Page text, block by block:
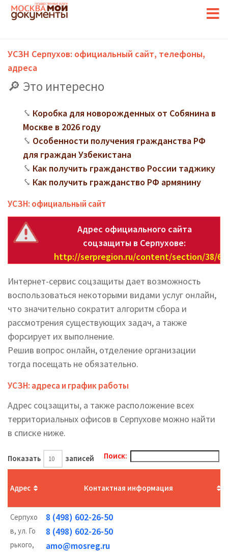
УСЗН Серпухов: официальный сайт, телефоны,
адреса
Это интересно
Коробка для новорожденных от Собянина в
Москве в 2026 году
Особенности получения гражданства РФ
для граждан Узбекистана
Как получить гражданство России таджику
Как получить гражданство РФ армянину
УСЗН: официальный сайт
Адрес официального сайта
соцзащиты в Серпухове:
http://serpregion.ru/content/section/38/
Интернет-сервис соцзащиты дает возможность
воспользоваться некоторыми видами услуг онлайн,
что значительно сократит алгоритм сбора и
рассмотрения существующих задач, а также
форсирует их выполнение.
Решив вопрос онлайн, отделение организации
тогда посещать не обязательно.
УСЗН: адреса и график работы
Адрес соцзащиты, а также расположение всех
территориальных офисов в Серпухове можно найти
в списке ниже.
Показать записей Поиск:
Адрес Контактная информация
Серпухо
в, ул. Го
рького,
8 (498) 602-26-50
8 (498) 602-26-50
amo@mosreg.ru